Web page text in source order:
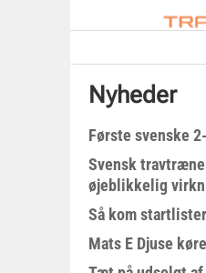
Nyheder
Første svenske
Svensk
øjeblikkelig
Så kom
Mats E Djuse